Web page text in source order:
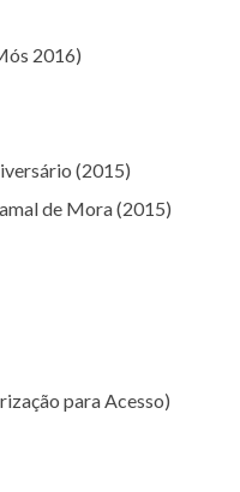
2016)
(2015)
de Mora (2015)
para Acesso)